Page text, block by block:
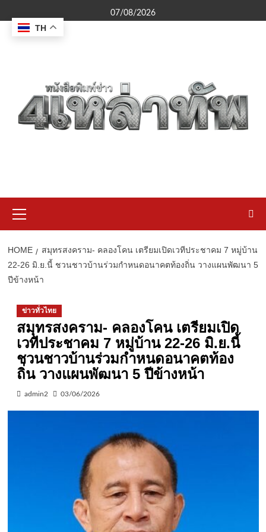
to
content
07/08/2026
Menu
HOME
สมุทรสงคราม- คลองโคน เตรียมเปิดเวทีประชาคม 7 หมู่บ้าน
22-26 มิ.ย.นี้ ชวนชาวบ้านร่วมกำหนดอนาคตท้องถิ่น วางแผนพัฒนา 5
ปีข้างหน้า
ข่าวทั่วไทย
สมุทรสงคราม- คลองโคน เตรียมเปิด
เวทีประชาคม 7 หมู่บ้าน 22-26 มิ.ย.นี้
ชวนชาวบ้านร่วมกำหนดอนาคตท้อง
ถิ่น วางแผนพัฒนา 5 ปีข้างหน้า
admin2 03/06/2026
TH